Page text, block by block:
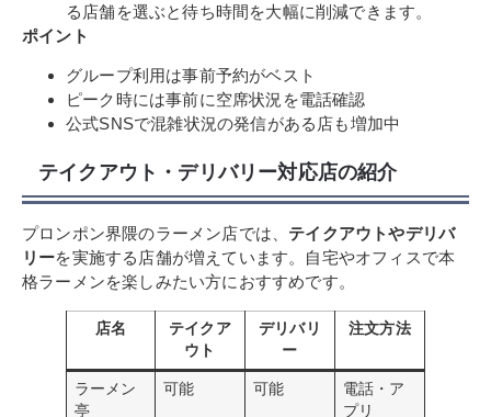
る店舗を選ぶと待ち時間を大幅に削減できます。
ポイント
グループ利用は事前予約がベスト
ピーク時には事前に空席状況を電話確認
公式SNSで混雑状況の発信がある店も増加中
テイクアウト・デリバリー対応店の紹介
プロンポン界隈のラーメン店では、 テイクアウトやデリバ
リーを実施する店舗が増えています。自宅やオフィスで本
格ラーメンを楽しみたい方におすすめです。
店名
テイクア
ウト
デリバリ
ー
注文方法
ラーメン
亭
可能 可能
電話・ア
プリ